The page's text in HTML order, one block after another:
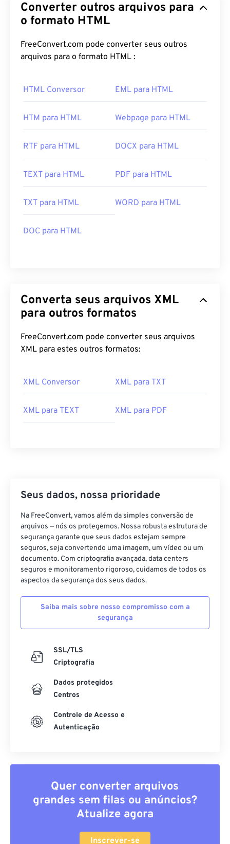
Converter outros arquivos para
o formato HTML
FreeConvert.com pode converter seus outros
arquivos para o formato HTML :
HTML Conversor EML para HTML
HTM para HTML Webpage para HTML
RTF para HTML DOCX para HTML
TEXT para HTML PDF para HTML
TXT para HTML WORD para HTML
DOC para HTML
Converta seus arquivos XML
para outros formatos
FreeConvert.com pode converter seus arquivos
XML para estes outros formatos:
XML Conversor XML para TXT
XML para TEXT XML para PDF
Seus dados, nossa prioridade
Na FreeConvert, vamos além da simples conversão de
arquivos — nós os protegemos. Nossa robusta estrutura de
segurança garante que seus dados estejam sempre
seguros, seja convertendo uma imagem, um vídeo ou um
documento. Com criptografia avançada, data centers
seguros e monitoramento rigoroso, cuidamos de todos os
aspectos da segurança dos seus dados.
Saiba mais sobre nosso compromisso com a
segurança
SSL/TLS
Criptografia
Dados protegidos
Centros
Controle de Acesso e
Autenticação
Quer converter arquivos
grandes sem filas ou anúncios?
Atualize agora
Inscrever-se